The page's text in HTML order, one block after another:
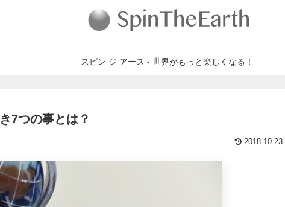
スピン ジ アース - 世界がもっと楽しくなる！
7つの事とは？
2018.10.23